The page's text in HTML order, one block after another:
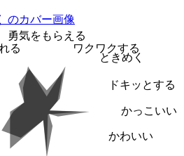
勇気をもらえる
ワクワクする
ときめく
ドキッとする
かっこいい
かわいい
る